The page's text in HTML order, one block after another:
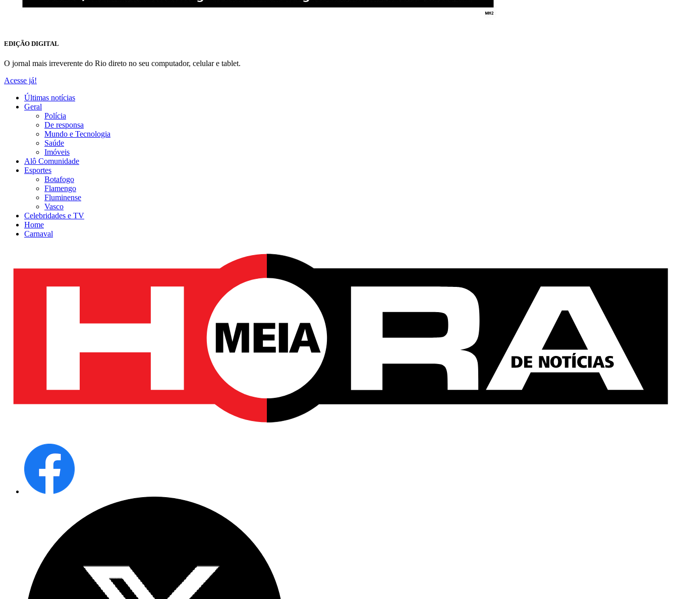
EDIÇÃO DIGITAL
O jornal mais irreverente do Rio direto no seu computador, celular e tablet.
Acesse já!
Últimas notícias
Geral
Polícia
De responsa
Mundo e Tecnologia
Saúde
Imóveis
Alô Comunidade
Esportes
Botafogo
Flamengo
Fluminense
Vasco
Celebridades e TV
Home
Carnaval